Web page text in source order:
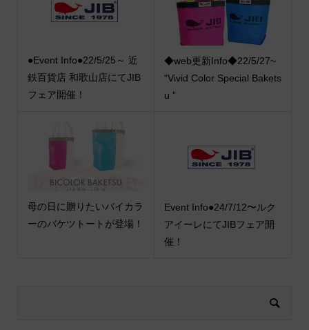
●Event Info●22/5/25～ 近
鉄百貨店 和歌山店にてJIB
フェア開催！
◆web更新Info◆22/5/27~
“Vivid Color Special Bakets
u ”
母の日に贈りたいバイカラ
ーのバケツトートが登場！
Event Info●24/7/12〜ルク
アイーレにてJIBフェア開
催！